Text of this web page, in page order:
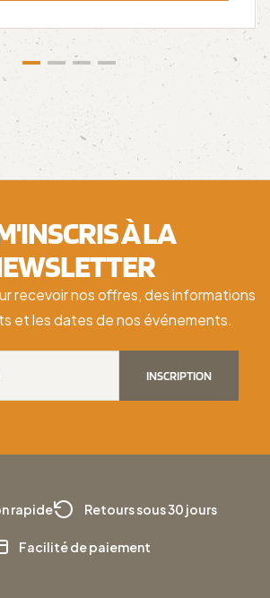
À LA
recevoir nos offres, des informations
et les dates de nos événements.
INSCRIPTION
rapide Retours sous 30 jours
Facilité de paiement